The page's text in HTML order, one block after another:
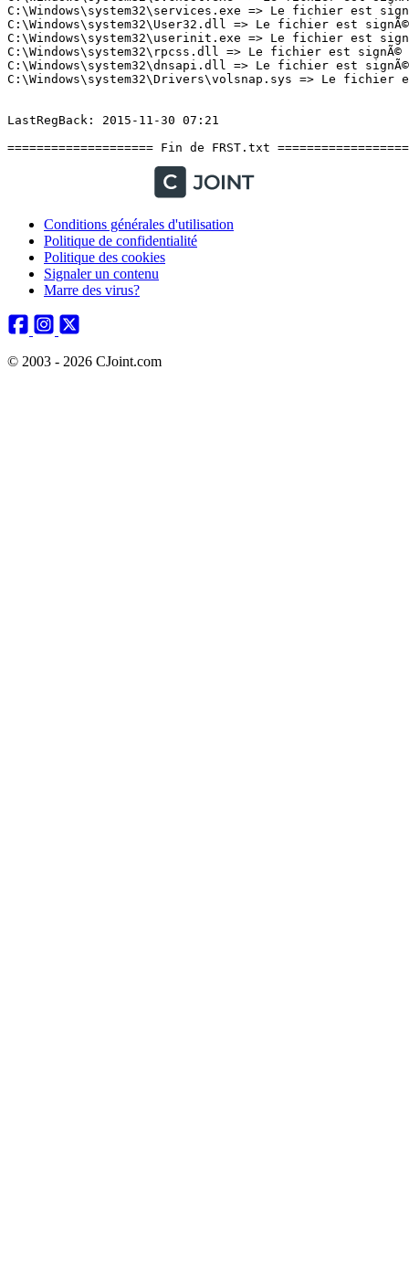
Conditions générales d'utilisation
Politique de confidentialité
Politique des cookies
Signaler un contenu
Marre des virus?
© 2003 - 2026 CJoint.com